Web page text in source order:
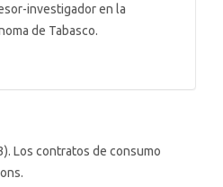
investigador en la
de Tabasco.
Los contratos de consumo